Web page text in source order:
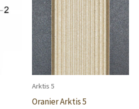
Arktis 5
Oranier Arktis 5